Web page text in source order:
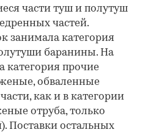
части туш и полутуш
частей.
занимала категория
баранины. На
категория прочие
обваленные
как и в категории
отруба, только
Поставки остальных